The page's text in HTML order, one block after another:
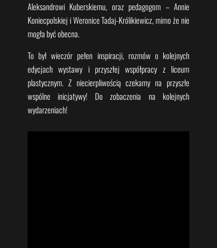
Aleksandrowi Kuberskiemu, oraz pedagogom – Annie
Koniecpolskiej i Weronice Tadaj-Królikiewicz, mimo że nie
mogła być obecna.
To był wieczór pełen inspiracji, rozmów o kolejnych
edycjach wystawy i przyszłej współpracy z liceum
plastycznym. Z niecierpliwością czekamy na przyszłe
wspólne inicjatywy! Do zobaczenia na kolejnych
wydarzeniach!